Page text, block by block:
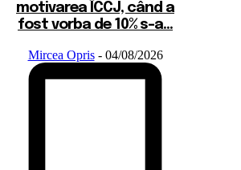
motivarea ÎCCJ, când a
fost vorba de 10% s-a...
Mircea Opris - 04/08/2026